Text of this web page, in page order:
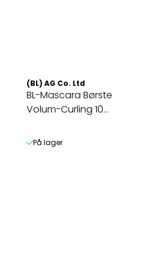
(BL) AG Co. Ltd
BL-Mascara Børste
Volum-Curling 10
På lager